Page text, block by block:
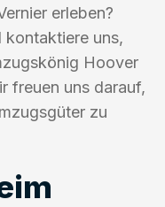
erleben?
kontaktiere uns,
Hoover
freuen uns darauf,
zu